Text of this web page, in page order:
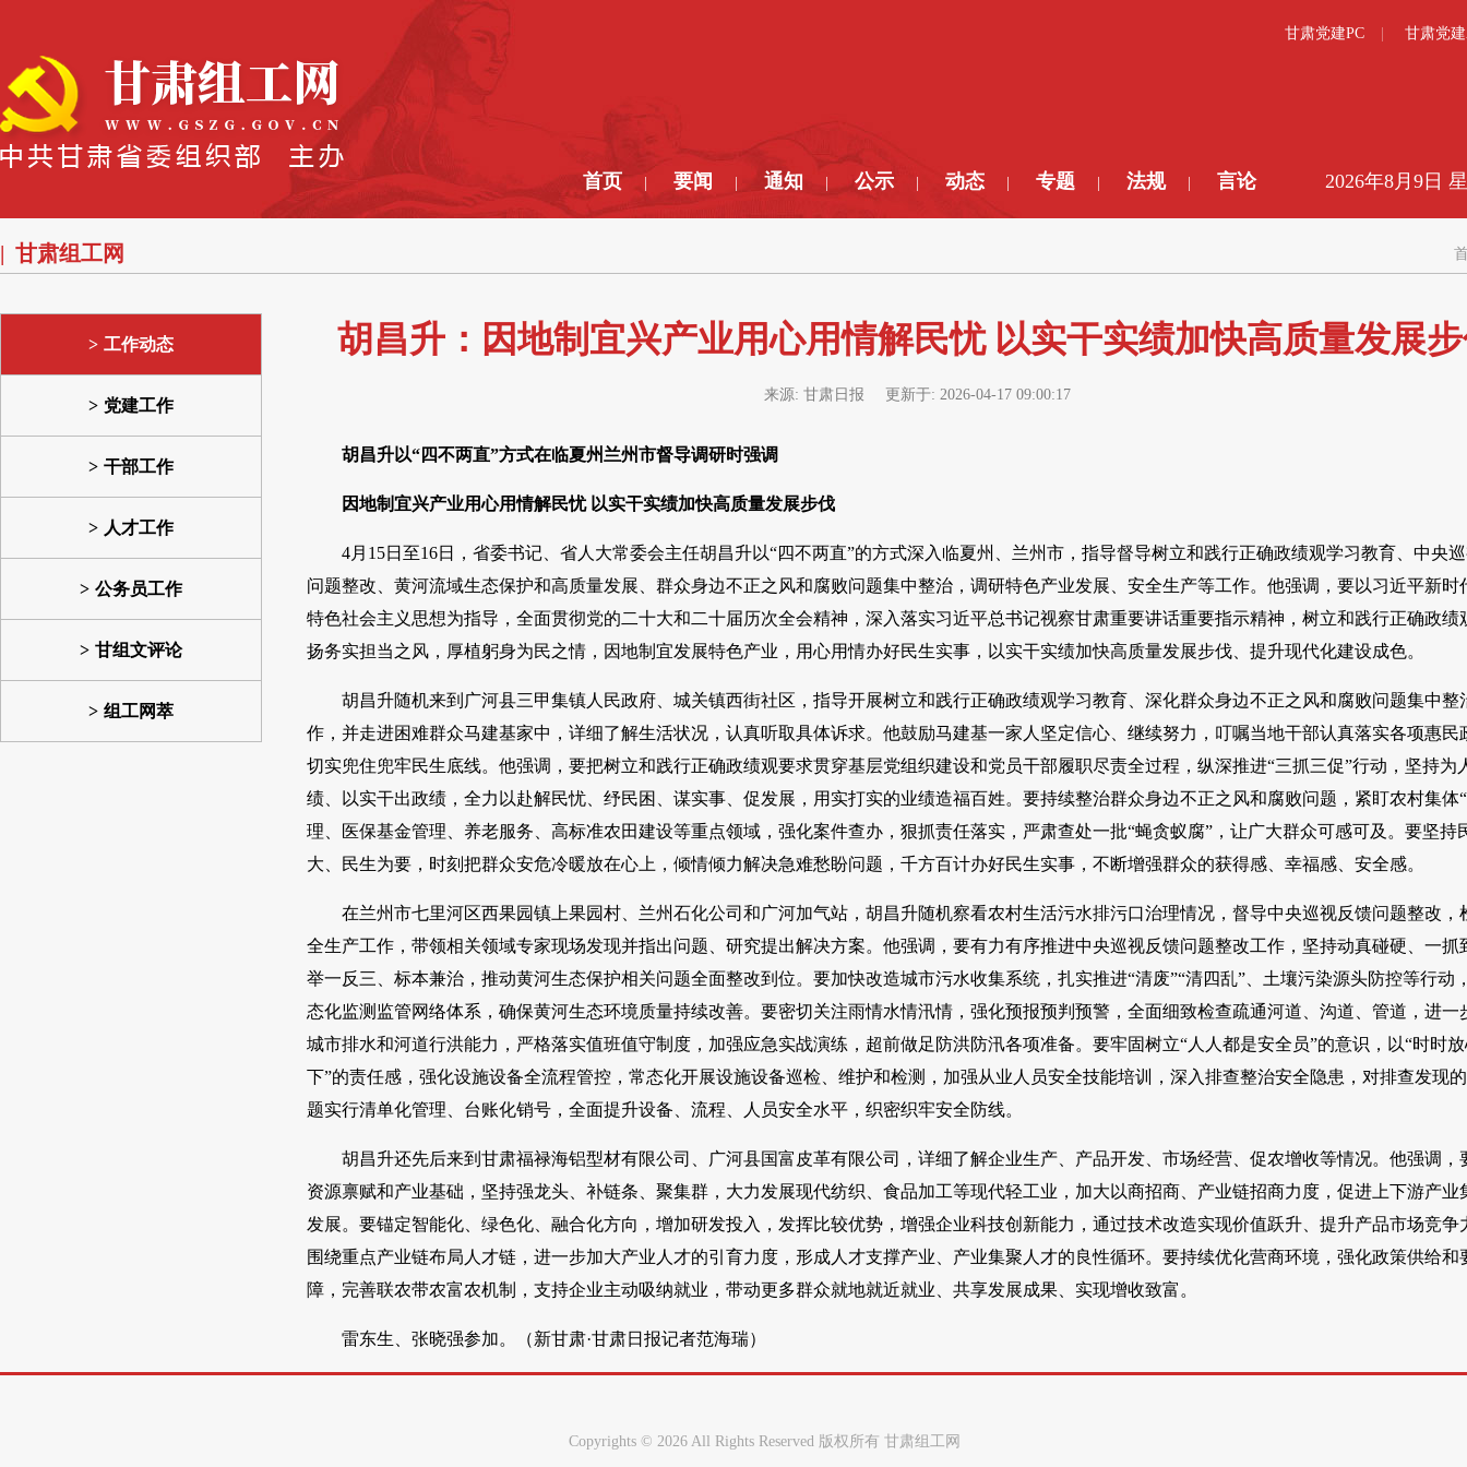
甘肃党建PC 甘肃党
首页 要闻 通知 公示 动态 专题 法规 言论 2026年8月9日
甘肃组工网
工作动态
党建工作
干部工作
人才工作
公务员工作
甘组文评论
组工网萃
胡昌升：因地制宜兴产业用心用情解民忧 以实干实绩加快高质量发展
来源: 甘肃日报 更新于: 2026-04-17 09:00:17
胡昌升以“四不两直”方式在临夏州兰州市督导调研时强调
因地制宜兴产业用心用情解民忧 以实干实绩加快高质量发展步伐
4月15日至16日，省委书记、省人大常委会主任胡昌升以“四不两直”的方式深入临夏州、兰州市，指导督导树立和践行正确政绩观学习教育、中央
问题整改、黄河流域生态保护和高质量发展、群众身边不正之风和腐败问题集中整治，调研特色产业发展、安全生产等工作。他强调，要以习近平新时
特色社会主义思想为指导，全面贯彻党的二十大和二十届历次全会精神，深入落实习近平总书记视察甘肃重要讲话重要指示精神，树立和践行正确政绩
扬务实担当之风，厚植躬身为民之情，因地制宜发展特色产业，用心用情办好民生实事，以实干实绩加快高质量发展步伐、提升现代化建设成色。
胡昌升随机来到广河县三甲集镇人民政府、城关镇西街社区，指导开展树立和践行正确政绩观学习教育、深化群众身边不正之风和腐败问题集中整
作，并走进困难群众马建基家中，详细了解生活状况，认真听取具体诉求。他鼓励马建基一家人坚定信心、继续努力，叮嘱当地干部认真落实各项惠民
切实兜住兜牢民生底线。他强调，要把树立和践行正确政绩观要求贯穿基层党组织建设和党员干部履职尽责全过程，纵深推进“三抓三促”行动，坚持为
绩、以实干出政绩，全力以赴解民忧、纾民困、谋实事、促发展，用实打实的业绩造福百姓。要持续整治群众身边不正之风和腐败问题，紧盯农村集体
理、医保基金管理、养老服务、高标准农田建设等重点领域，强化案件查办，狠抓责任落实，严肃查处一批“蝇贪蚁腐”，让广大群众可感可及。要坚持
大、民生为要，时刻把群众安危冷暖放在心上，倾情倾力解决急难愁盼问题，千方百计办好民生实事，不断增强群众的获得感、幸福感、安全感。
在兰州市七里河区西果园镇上果园村、兰州石化公司和广河加气站，胡昌升随机察看农村生活污水排污口治理情况，督导中央巡视反馈问题整改，
全生产工作，带领相关领域专家现场发现并指出问题、研究提出解决方案。他强调，要有力有序推进中央巡视反馈问题整改工作，坚持动真碰硬、一抓
举一反三、标本兼治，推动黄河生态保护相关问题全面整改到位。要加快改造城市污水收集系统，扎实推进“清废”“清四乱”、土壤污染源头防控等行动
态化监测监管网络体系，确保黄河生态环境质量持续改善。要密切关注雨情水情汛情，强化预报预判预警，全面细致检查疏通河道、沟道、管道，进一
城市排水和河道行洪能力，严格落实值班值守制度，加强应急实战演练，超前做足防洪防汛各项准备。要牢固树立“人人都是安全员”的意识，以“时时
下”的责任感，强化设施设备全流程管控，常态化开展设施设备巡检、维护和检测，加强从业人员安全技能培训，深入排查整治安全隐患，对排查发现
题实行清单化管理、台账化销号，全面提升设备、流程、人员安全水平，织密织牢安全防线。
胡昌升还先后来到甘肃福禄海铝型材有限公司、广河县国富皮革有限公司，详细了解企业生产、产品开发、市场经营、促农增收等情况。他强调，
资源禀赋和产业基础，坚持强龙头、补链条、聚集群，大力发展现代纺织、食品加工等现代轻工业，加大以商招商、产业链招商力度，促进上下游产业
发展。要锚定智能化、绿色化、融合化方向，增加研发投入，发挥比较优势，增强企业科技创新能力，通过技术改造实现价值跃升、提升产品市场竞争
围绕重点产业链布局人才链，进一步加大产业人才的引育力度，形成人才支撑产业、产业集聚人才的良性循环。要持续优化营商环境，强化政策供给和
障，完善联农带农富农机制，支持企业主动吸纳就业，带动更多群众就地就近就业、共享发展成果、实现增收致富。
雷东生、张晓强参加。（新甘肃·甘肃日报记者范海瑞）
Copyrights © 2026 All Rights Reserved 版权所有 甘肃组工网